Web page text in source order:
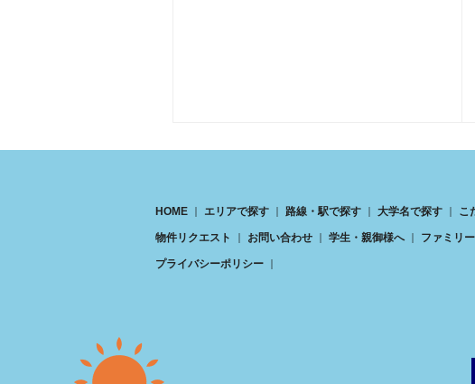
HOME エリアで探す 路線・駅で探す 大学名で探す こ
物件リクエスト お問い合わせ 学生・親御様へ ファミリ
プライバシーポリシー